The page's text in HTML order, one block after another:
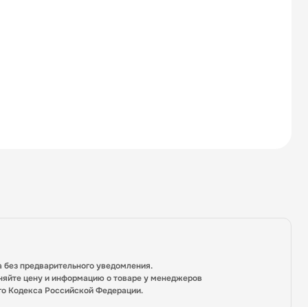
предварительного уведомления.
цену и информацию о товаре у менеджеров
Кодекса Российской Федерации.